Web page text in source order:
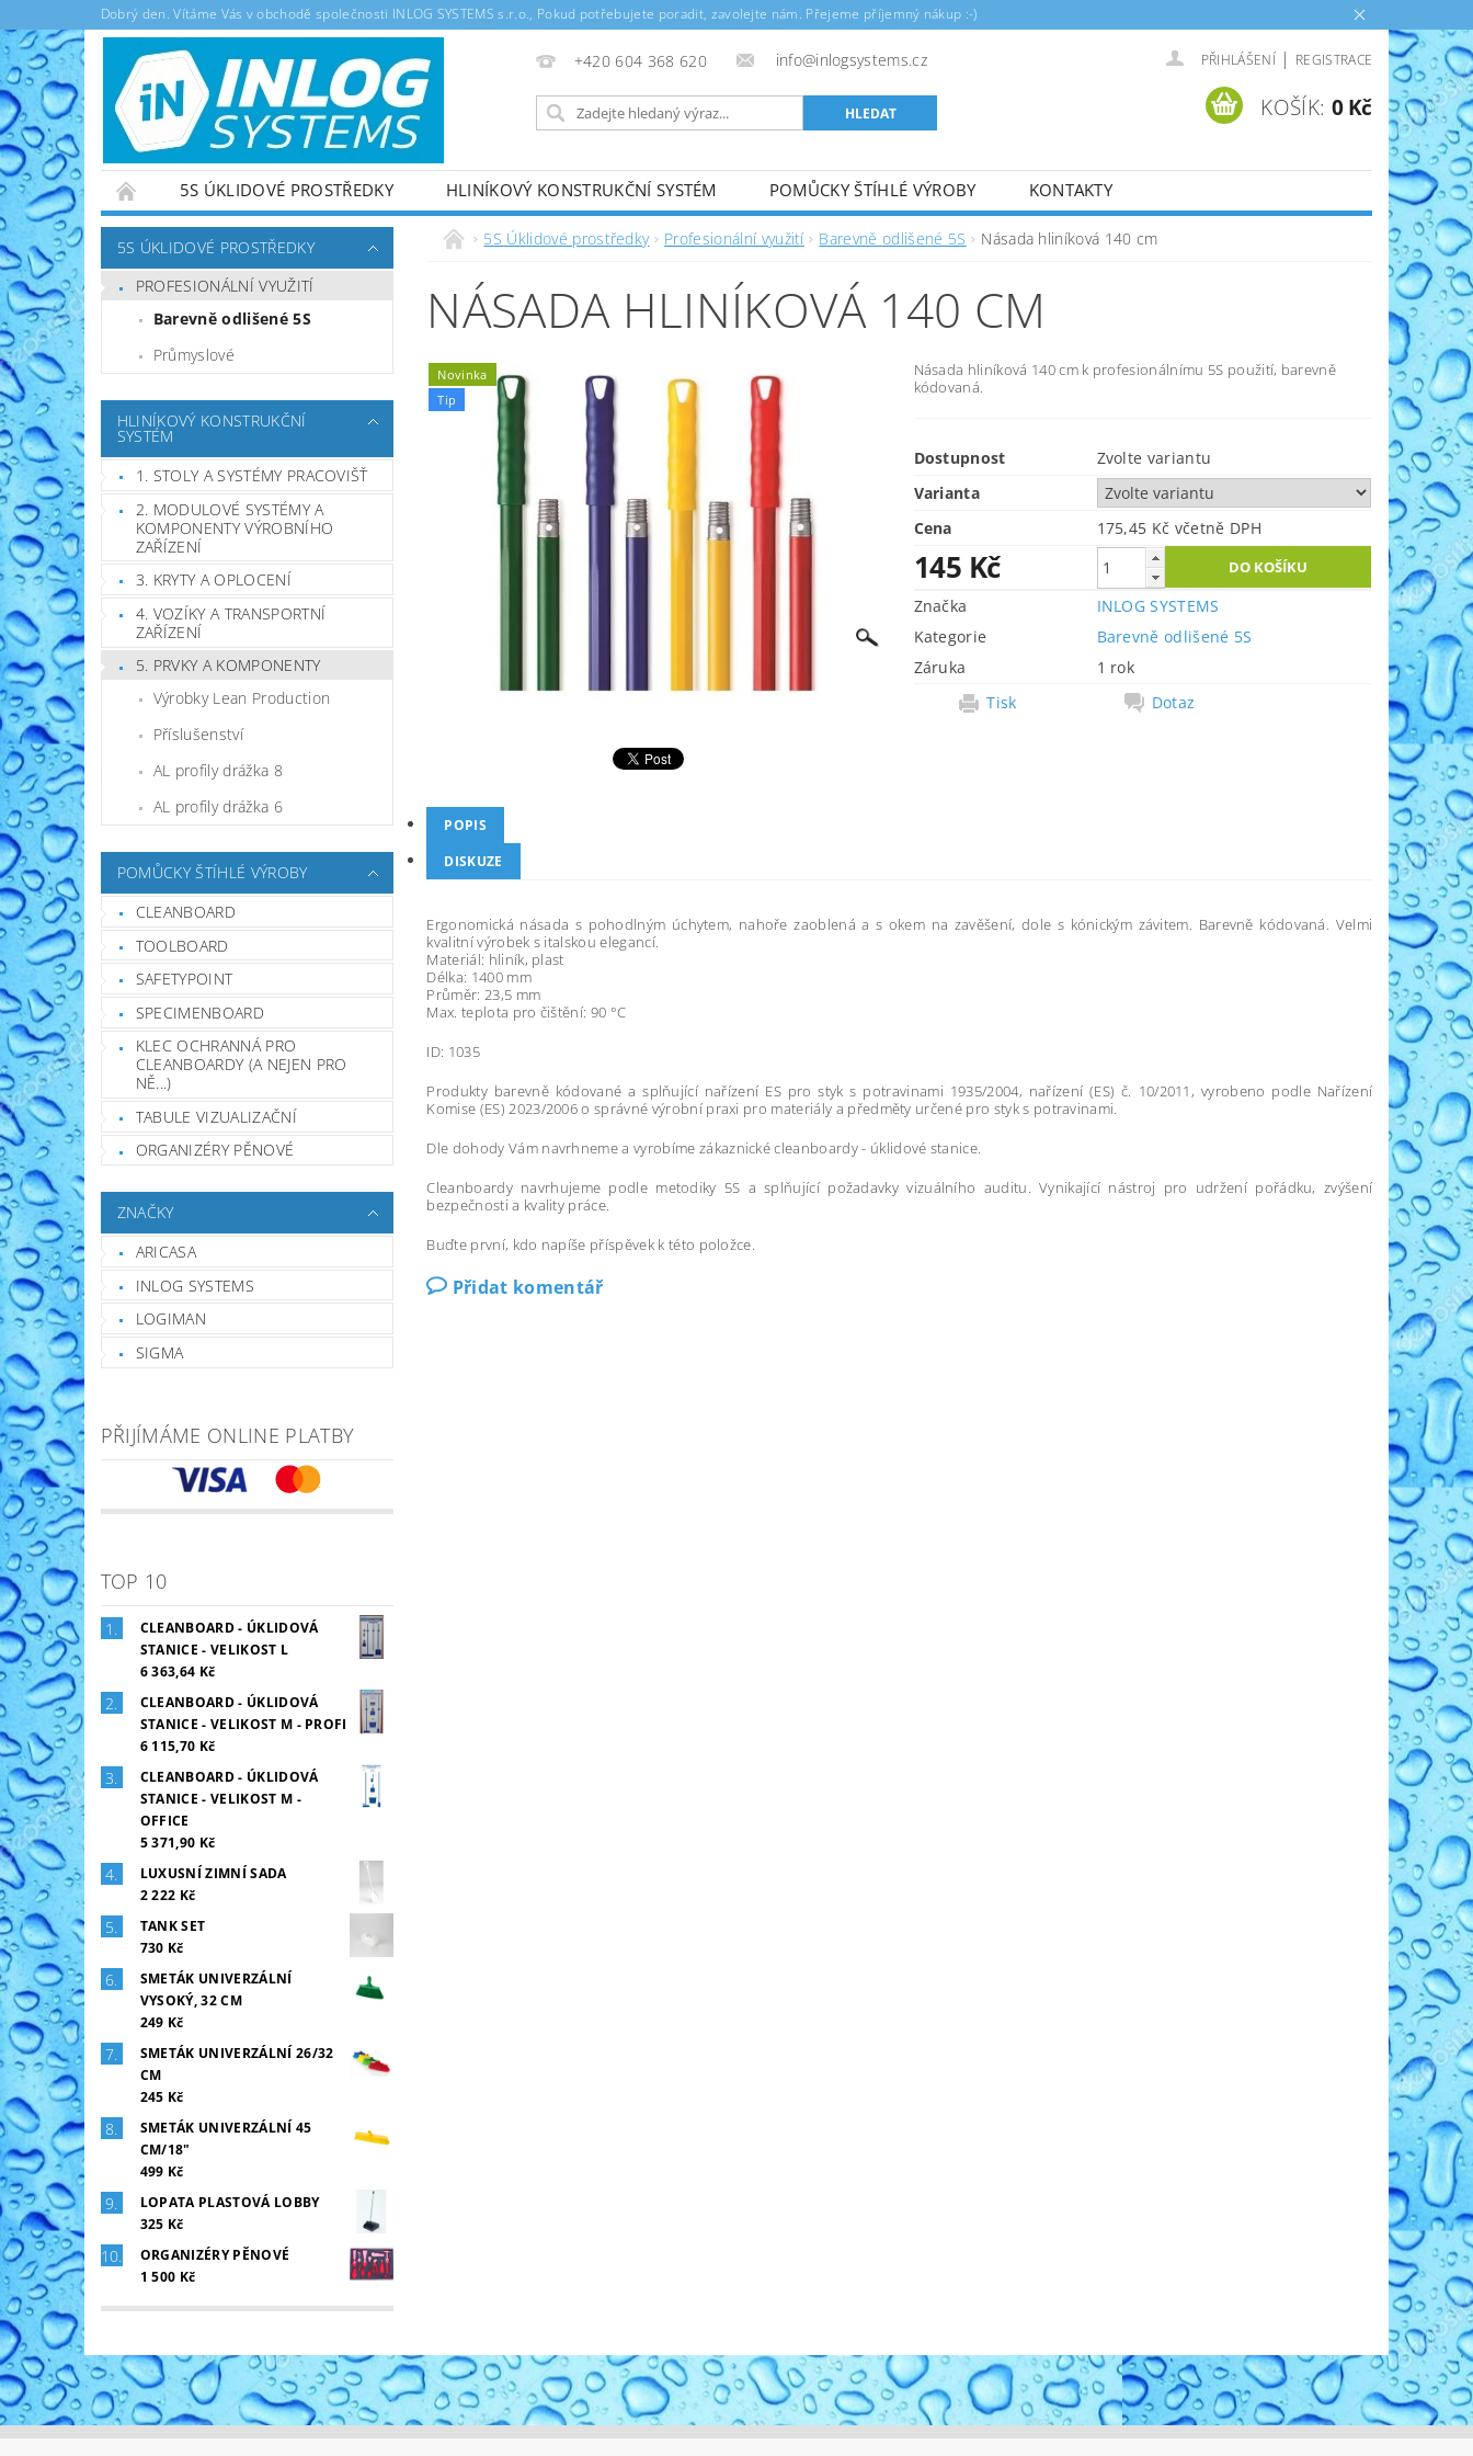
Dobrý den. Vítáme Vás v obchodě společnosti INLOG SYSTEMS s.r.o., Pokud potřebujete poradit, zavolejte nám. Přejeme příjemný nákup :-)
+420 604 368 620 info@inlogsystems.cz PŘIHLÁŠENÍ | REGISTRACE
KOŠÍK: 0 Kč
5S ÚKLIDOVÉ PROSTŘEDKY HLINÍKOVÝ KONSTRUKČNÍ SYSTÉM POMŮCKY ŠTÍHLÉ VÝROBY
KONTAKTY
OBCHODNÍ PODMÍNKY
5S ÚKLIDOVÉ PROSTŘEDKY
PROFESIONÁLNÍ VYUŽITÍ
Barevně odlišené 5S
Průmyslové
HLINÍKOVÝ KONSTRUKČNÍ
SYSTÉM
1. STOLY A SYSTÉMY PRACOVIŠŤ
2. MODULOVÉ SYSTÉMY A
KOMPONENTY VÝROBNÍHO
ZAŘÍZENÍ
3. KRYTY A OPLOCENÍ
4. VOZÍKY A TRANSPORTNÍ
ZAŘÍZENÍ
5. PRVKY A KOMPONENTY
Výrobky Lean Production
Příslušenství
AL profily drážka 8
AL profily drážka 6
POMŮCKY ŠTÍHLÉ VÝROBY
CLEANBOARD
TOOLBOARD
SAFETYPOINT
SPECIMENBOARD
KLEC OCHRANNÁ PRO
CLEANBOARDY (A NEJEN PRO
NĚ...)
TABULE VIZUALIZAČNÍ
ORGANIZÉRY PĚNOVÉ
ZNAČKY
ARICASA
INLOG SYSTEMS
LOGIMAN
SIGMA
PŘIJÍMÁME ONLINE PLATBY
TOP 10
CLEANBOARD - ÚKLIDOVÁ
STANICE - VELIKOST L
6 363,64 Kč
CLEANBOARD - ÚKLIDOVÁ
STANICE - VELIKOST M - PROFI
6 115,70 Kč
CLEANBOARD - ÚKLIDOVÁ
STANICE - VELIKOST M -
OFFICE
5 371,90 Kč
LUXUSNÍ ZIMNÍ SADA
2 222 Kč
TANK SET
730 Kč
SMETÁK UNIVERZÁLNÍ
VYSOKÝ, 32 CM
249 Kč
SMETÁK UNIVERZÁLNÍ 26/32
CM
245 Kč
SMETÁK UNIVERZÁLNÍ 45
CM/18"
499 Kč
LOPATA PLASTOVÁ LOBBY
325 Kč
ORGANIZÉRY PĚNOVÉ
1 500 Kč
5S Úklidové prostředky Profesionální využití Barevně odlišené 5S Násada hliníková 140 cm
NÁSADA HLINÍKOVÁ 140 CM
Novinka
Tip
Násada hliníková 140 cm k profesionálnímu 5S použití, barevně
kódovaná.
Dostupnost
Zvolte variantu
Varianta
Cena
175,45 Kč včetně DPH
145 Kč
Značka
INLOG SYSTEMS
Kategorie
Barevně odlišené 5S
Záruka
1 rok
Tisk
Dotaz
POPIS
DISKUZE
Ergonomická násada s pohodlným úchytem, nahoře zaoblená a s okem na zavěšení, dole s kónickým závitem. Barevně kódovaná. Velmi
kvalitní výrobek s italskou elegancí.
Materiál: hliník, plast
Délka: 1400 mm
Průměr: 23,5 mm
Max. teplota pro čištění: 90 °C
ID: 1035
Produkty barevně kódované a splňující nařízení ES pro styk s potravinami 1935/2004, nařízení (ES) č. 10/2011, vyrobeno podle Nařízení
Komise (ES) 2023/2006 o správné výrobní praxi pro materiály a předměty určené pro styk s potravinami.
Dle dohody Vám navrhneme a vyrobíme zákaznické cleanboardy - úklidové stanice.
Cleanboardy navrhujeme podle metodiky 5S a splňující požadavky vizuálního auditu. Vynikající nástroj pro udržení pořádku, zvýšení
bezpečnosti a kvality práce.
Buďte první, kdo napíše příspěvek k této položce.
Přidat komentář